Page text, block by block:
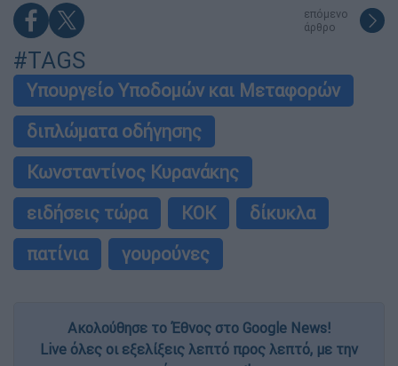
επόμενο
άρθρο
#TAGS
Υπουργείο Υποδομών και Μεταφορών
διπλώματα οδήγησης
Κωνσταντίνος Κυρανάκης
ειδήσεις τώρα
ΚΟΚ
δίκυκλα
πατίνια
γουρούνες
Ακολούθησε το Έθνος στο Google News!
Live όλες οι εξελίξεις λεπτό προς λεπτό, με την